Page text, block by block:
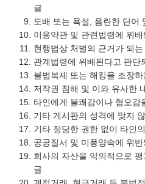
글
도배 또는 욕설, 음란한 단어
이용약관 및 관련법령에 위
현행법상 처벌의 근거가 되는
관계법령에 위배된다고 판단
불법복제 또는 해킹을 조장
저작권 침해 및 이와 유사한
타인에게 불쾌감이나 혐오감
기타 게시판의 성격에 맞지
기타 정당한 권한 없이 타인
공공질서 및 미풍양속에 위
회사의 자산을 악의적으로
글